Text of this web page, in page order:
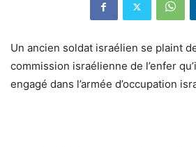
Un ancien soldat israélien se plaint
commission israélienne de l’enfer
engagé dans l’armée d’occupation